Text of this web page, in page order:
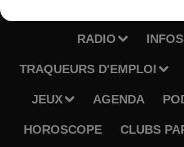
RADIO INFOS
TRAQUEURS D'EMPLOI
JEUX AGENDA
HOROSCOPE CLUBS